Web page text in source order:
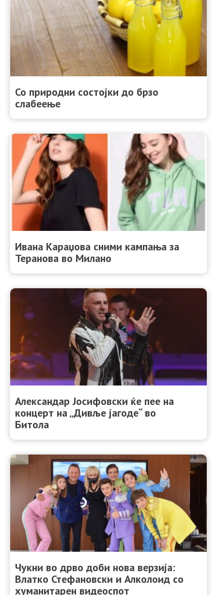
Со природни состојки до брзо
слабеење
Ивана Караџова сними кампања за
Теранова во Милано
Александар Јосифовски ќе пее на
концерт на „Дивље јагоде“ во
Битола
Чукни во дрво доби нова верзија:
Влатко Стефановски и Алколоид со
хуманитарен видеоспот